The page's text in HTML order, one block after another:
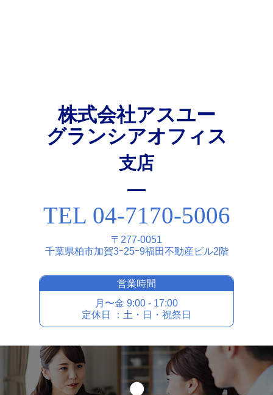
株式会社アスユー
グランシアオフィス
⽀店
TEL 04-7170-5006
〒277-0051
千葉県柏市加賀3ｰ25ｰ9福⽥不動産ビル2階
営業時間
⽉〜⾦ 9:00 - 17:00
定休⽇ ：⼟・⽇・祝祭⽇